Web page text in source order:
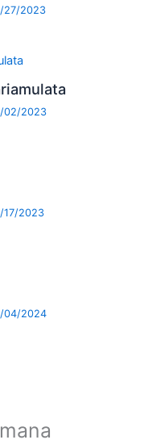
27/2023
02/2023
17/2023
04/2024